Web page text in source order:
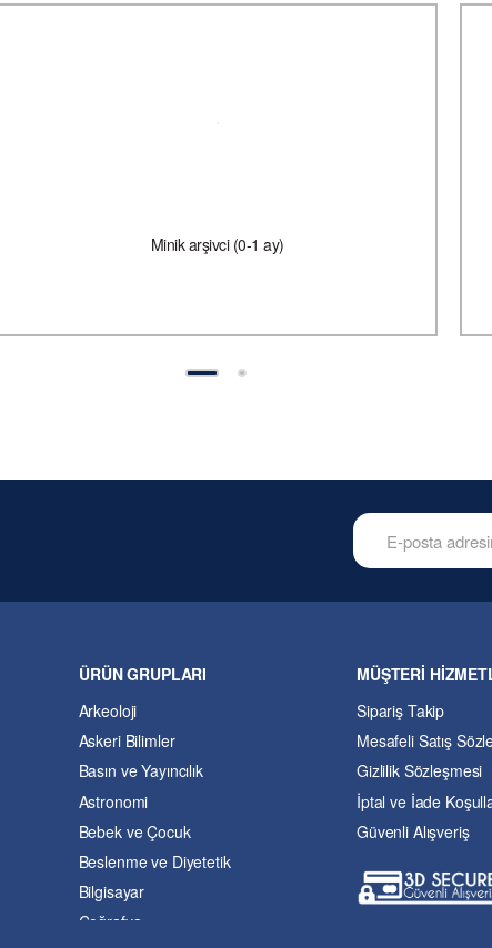
Minik arşivci (0-1 ay)
ÜRÜN GRUPLARI
Arkeoloji
Askeri Bilimler
Basın ve Yayıncılık
Astronomi
Bebek ve Çocuk
Beslenme ve Diyetetik
Bilgisayar
Coğrafya
MÜŞTERİ
Sipariş Takip
Mesafeli Satış
Gizlilik Sözleşmesi
İptal ve İade
Güvenli Alışveriş